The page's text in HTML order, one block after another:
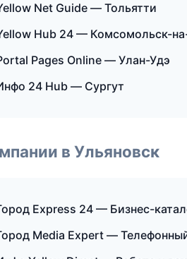
Net Guide — Тольятти
Hub 24 — Комсомольск-
Pages Online — Улан-Удэ
24 Hub — Сургут
в Ульяновск
Express 24 — Бизнес-
Media Expert —